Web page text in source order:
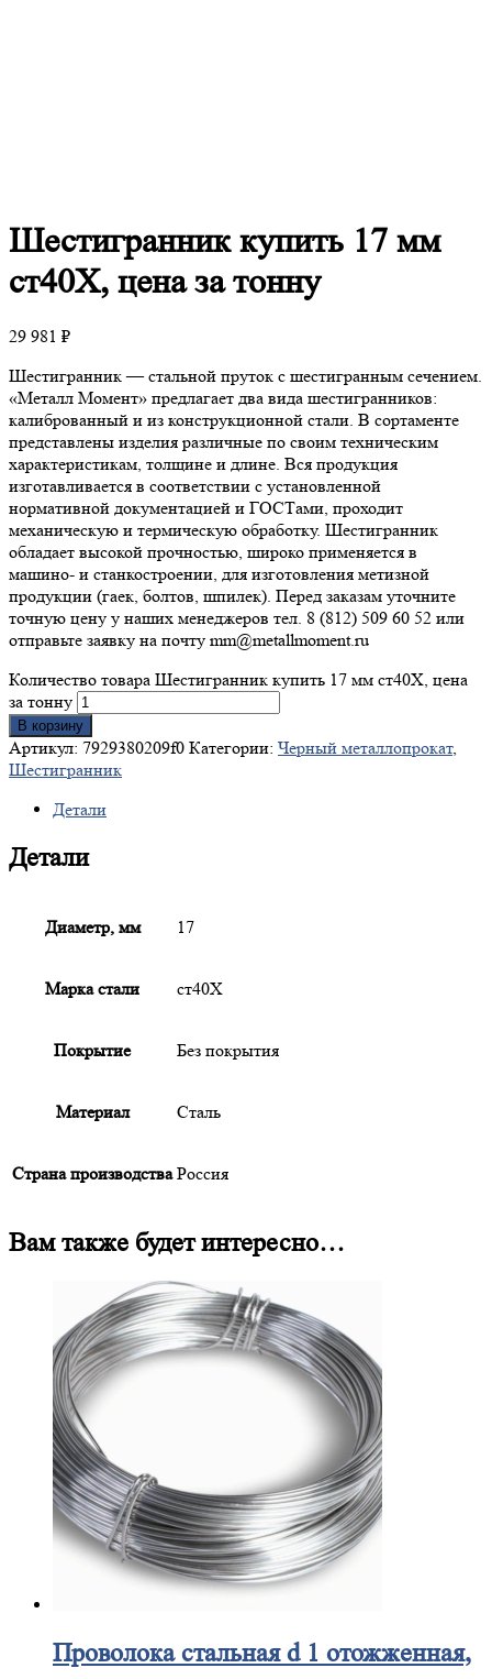
Шестигранниккупить 17 мм
ст40Х, цена за тонну
29 981 ₽
Шестигранник — стальной пруток с шестигранным сечением.
«Металл Момент» предлагает два вида шестигранников:
калиброванный и из конструкционной стали. В сортаменте
представлены изделия различные по своим техническим
характеристикам, толщине и длине. Вся продукция
изготавливается в соответствии с установленной
нормативной документацией и ГОСТами, проходит
механическую и термическую обработку. Шестигранник
обладает высокой прочностью, широко применяется в
машино- и станкостроении, для изготовления метизной
продукции (гаек, болтов, шпилек). Перед заказам уточните
точную цену у наших менеджеров тел. 8 (812) 509 60 52 или
отправьте заявку на почту mm@metallmoment.ru
Количество товара Шестигранник купить 17 мм ст40Х, цена
за тонну
В корзину
Артикул: 7929380209f0 Категории: Черный металлопрокат,
Шестигранник
Детали
Детали
Диаметр, мм 17
Марка стали ст40Х
Покрытие Без покрытия
Материал Сталь
Страна производства Россия
Вам также будет интересно…
Проволокастальная d 1 отожженная,